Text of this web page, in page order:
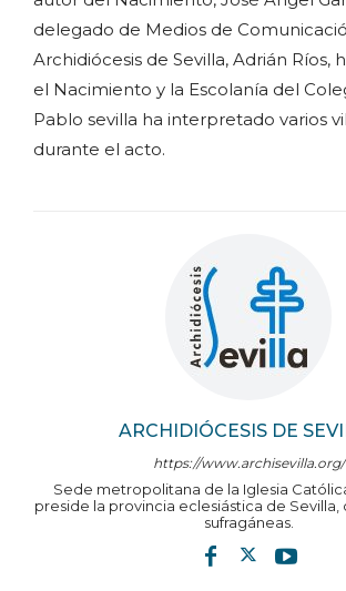
ARCHIDIÓCESIS DE
https://www.archisevilla.org/
Sede metropolitana de la Iglesia
preside la provincia eclesiástica de Sevilla,
sufragáneas.
delegado de Medios de
Archidiócesis de Sevilla, Adrián Ríos,
el Nacimiento y la Escolanía del
Pablo sevilla ha interpretado varios
durante el acto.